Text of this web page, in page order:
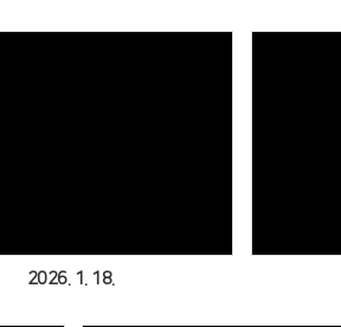
2026. 1. 18.